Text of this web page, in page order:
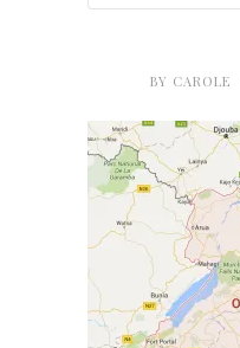
BY CAROLE